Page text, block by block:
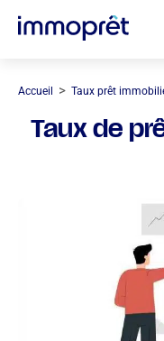
Accueil > Taux prêt
Taux de